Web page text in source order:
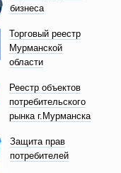
бизнеса
Торговый реестр
Мурманской
области
Реестр объектов
потребительского
рынка г.Мурманска
Защита прав
потребителей